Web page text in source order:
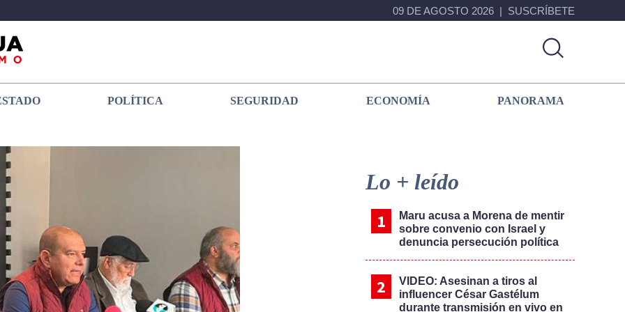
09 DE AGOSTO 2026 SUSCRÍBETE
POLÍTICA SEGURIDAD ECONOMÍA PANORAMA
Sidebar
Lo + leído
Maru acusa a Morena de mentir
sobre convenio con Israel y
denuncia persecución política
VIDEO: Asesinan a tiros al
influencer César Gastélum
durante transmisión en vivo en